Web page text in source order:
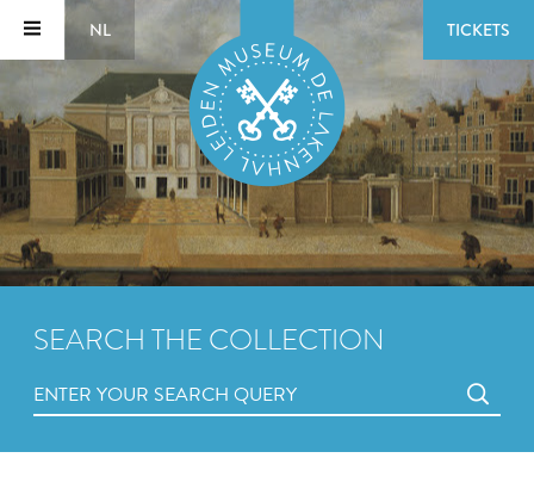
NL TICKETS
SEARCH THE COLLECTION